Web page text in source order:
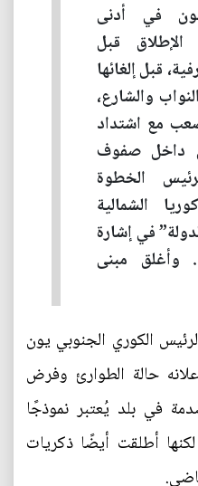
في أدنى
قبل
قبل إلغائها
والشارع،
مع اشتداد
داخل صفوف
الخطوة
الشمالية
في إشارة
وأغلق مبنى
الكوري الجنوبي يون
حالة الطوارئ وفرض
في بلد يُعتبر نموذجًا
لكنها أطلقت أيضًا ذكريات